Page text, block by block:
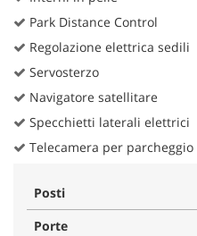
Park Distance Control
Regolazione elettrica sedili
Servosterzo
Navigatore satellitare
Specchietti laterali elettrici
Telecamera per
Posti
Porte